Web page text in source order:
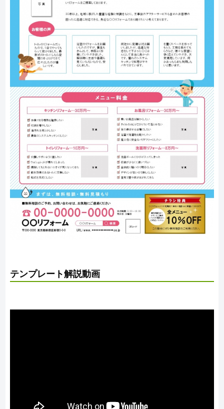
テンプレート解説動画